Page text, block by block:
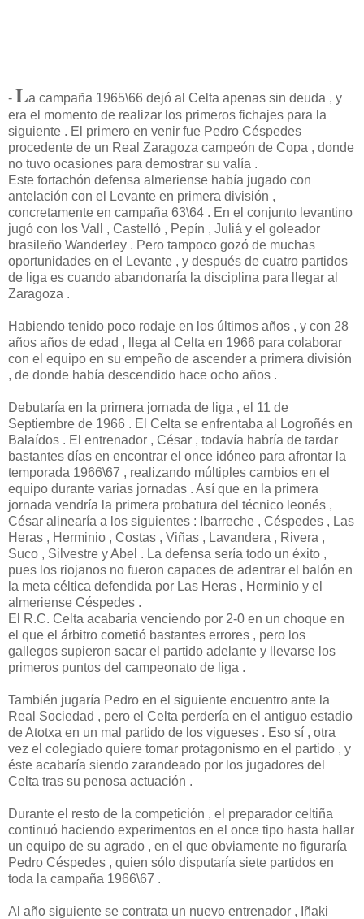
- La campaña 1965\66 dejó al Celta apenas sin deuda , y
era el momento de realizar los primeros fichajes para la
siguiente . El primero en venir fue Pedro Céspedes
procedente de un Real Zaragoza campeón de Copa , donde
no tuvo ocasiones para demostrar su valía .
Este fortachón defensa almeriense había jugado con
antelación con el Levante en primera división ,
concretamente en campaña 63\64 . En el conjunto levantino
jugó con los Vall , Castelló , Pepín , Juliá y el goleador
brasileño Wanderley . Pero tampoco gozó de muchas
oportunidades en el Levante , y después de cuatro partidos
de liga es cuando abandonaría la disciplina para llegar al
Zaragoza .
Habiendo tenido poco rodaje en los últimos años , y con 28
años años de edad , llega al Celta en 1966 para colaborar
con el equipo en su empeño de ascender a primera división
, de donde había descendido hace ocho años .
Debutaría en la primera jornada de liga , el 11 de
Septiembre de 1966 . El Celta se enfrentaba al Logroñés en
Balaídos . El entrenador , César , todavía habría de tardar
bastantes días en encontrar el once idóneo para afrontar la
temporada 1966\67 , realizando múltiples cambios en el
equipo durante varias jornadas . Así que en la primera
jornada vendría la primera probatura del técnico leonés ,
César alinearía a los siguientes : Ibarreche , Céspedes , Las
Heras , Herminio , Costas , Viñas , Lavandera , Rivera ,
Suco , Silvestre y Abel . La defensa sería todo un éxito ,
pues los riojanos no fueron capaces de adentrar el balón en
la meta céltica defendida por Las Heras , Herminio y el
almeriense Céspedes .
El R.C. Celta acabaría venciendo por 2-0 en un choque en
el que el árbitro cometió bastantes errores , pero los
gallegos supieron sacar el partido adelante y llevarse los
primeros puntos del campeonato de liga .
También jugaría Pedro en el siguiente encuentro ante la
Real Sociedad , pero el Celta perdería en el antiguo estadio
de Atotxa en un mal partido de los vigueses . Eso sí , otra
vez el colegiado quiere tomar protagonismo en el partido , y
éste acabaría siendo zarandeado por los jugadores del
Celta tras su penosa actuación .
Durante el resto de la competición , el preparador celtiña
continuó haciendo experimentos en el once tipo hasta hallar
un equipo de su agrado , en el que obviamente no figuraría
Pedro Céspedes , quien sólo disputaría siete partidos en
toda la campaña 1966\67 .
Al año siguiente se contrata un nuevo entrenador , Iñaki